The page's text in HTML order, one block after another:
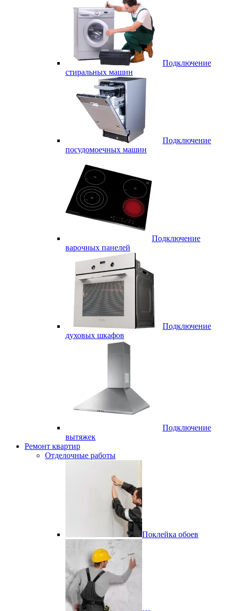
Подключение
стиральных машин
Подключение
посудомоечных машин
Подключение
варочных панелей
Подключение
духовых шкафов
Подключение
вытяжек
Ремонт квартир
Отделочные работы
Поклейка обоев